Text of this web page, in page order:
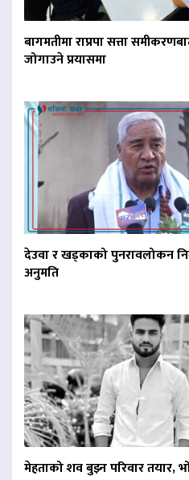
बागमतीमा राप्रपा सत्ता
जोगाउने प्रयासमा
देउवा र खड्काको पुनरावलोकन
अनुमति
मेहताको शव बुझ्न परिवार तयार,